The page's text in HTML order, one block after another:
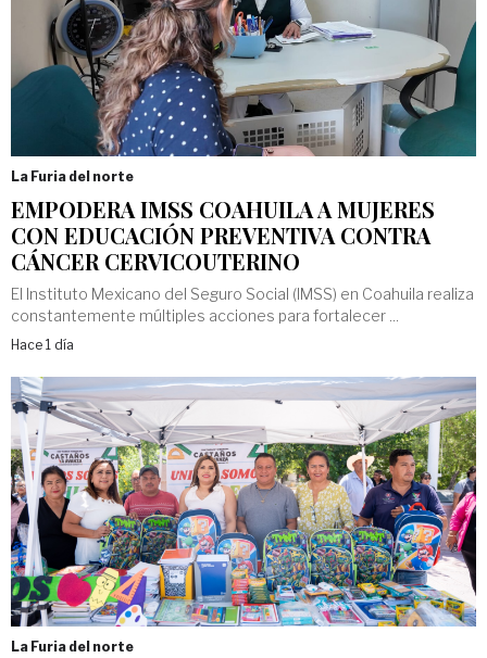
La Furia del norte
EMPODERA IMSS COAHUILA A MUJERES
CON EDUCACIÓN PREVENTIVA CONTRA
CÁNCER CERVICOUTERINO
El Instituto Mexicano del Seguro Social (IMSS) en Coahuila realiza
constantemente múltiples acciones para fortalecer ...
Hace 1 día
La Furia del norte